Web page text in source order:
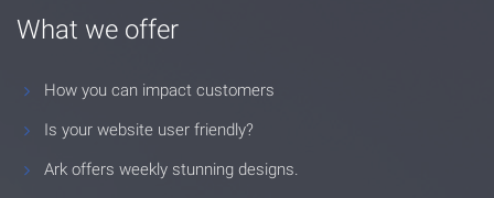
What we offer
How you can impact customers
Is your website user friendly?
Ark offers weekly stunning designs.